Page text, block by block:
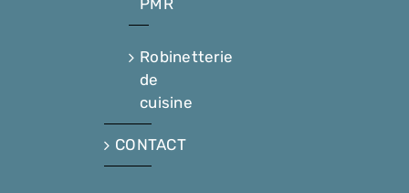
Robinetterie
de
cuisine
CONTACT